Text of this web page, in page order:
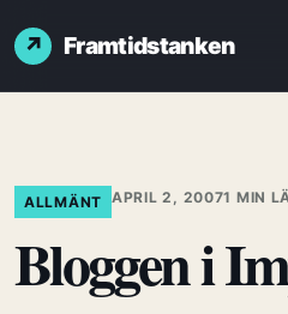
Framtidstanken
ALLMÄNT APRIL 2, 20071 MIN
Bloggen i